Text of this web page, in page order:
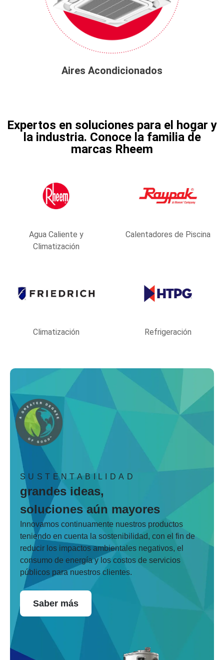
Aires Acondicionados
Expertos en soluciones para el hogar y
la industria. Conoce la familia de
marcas Rheem
Agua Caliente y
Climatización
Calentadores de Piscina
Climatización Refrigeración
SUSTENTABILIDAD
grandes ideas,
soluciones aún mayores
Innovamos continuamente nuestros productos
teniendo en cuenta la sostenibilidad, con el fin de
reducir los impactos ambientales negativos, el
consumo de energía y los costos de servicios
públicos para nuestros clientes.
Saber más